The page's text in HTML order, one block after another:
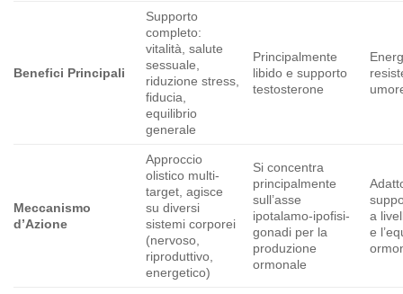
Benefici Principali
Supporto
completo:
vitalità, salute
sessuale,
riduzione stress,
fiducia,
equilibrio
generale
Principalmente
libido e supporto
testosterone
Meccanismo
d’Azione
Approccio
olistico multi-
target, agisce
su diversi
sistemi corporei
(nervoso,
riproduttivo,
energetico)
Si concentra
principalmente
sull’asse
ipotalamo-ipofisi-
gonadi per la
produzione
ormonale
a
e